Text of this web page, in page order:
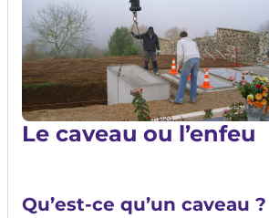
Le caveau ou l’enfeu
Qu’est-ce qu’un caveau ?